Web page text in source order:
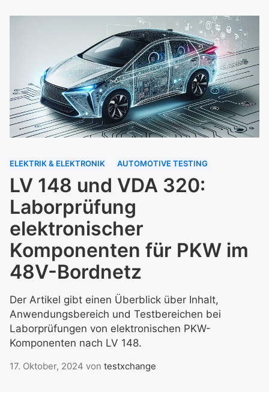
ELEKTRIK & ELEKTRONIK AUTOMOTIVE TESTING
LV 148 und VDA 320:
Laborprüfung
elektronischer
Komponenten für PKW im
48V-Bordnetz
Der Artikel gibt einen Überblick über Inhalt,
Anwendungsbereich und Testbereichen bei
Laborprüfungen von elektronischen PKW-
Komponenten nach LV 148.
17. Oktober, 2024 von testxchange